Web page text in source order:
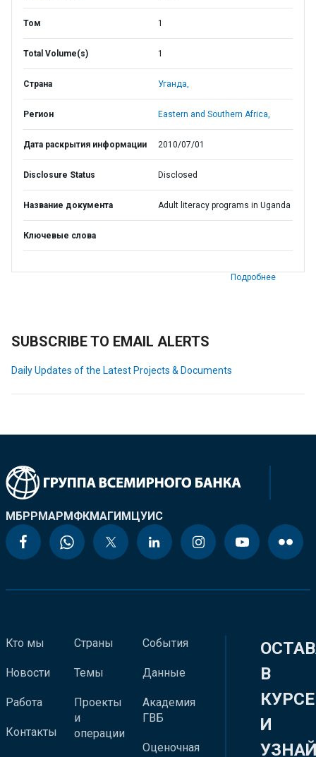
Том 1
Total Volume(s) 1
Страна Уганда,
Регион Eastern and Southern Africa,
Дата раскрытия информации 2010/07/01
Disclosure Status Disclosed
Название документа Adult literacy programs in Uganda
Ключевые слова
Подробнее
SUBSCRIBE TO EMAIL ALERTS
Daily Updates of the Latest Projects & Documents
МБРРМАРМФКМАГИМЦУИС
Кто мы
Новости
Работа
Контакты
Страны
Темы
Проекты
и
операции
События
Данные
Академия
ГВБ
Оценочная
В
КУРСЕ
И